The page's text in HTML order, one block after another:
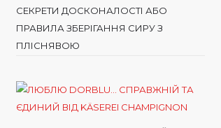
СЕКРЕТИ ДОСКОНАЛОСТІ АБО
ПРАВИЛА ЗБЕРІГАННЯ СИРУ З
ПЛІСНЯВОЮ